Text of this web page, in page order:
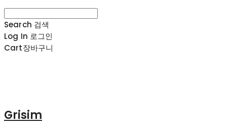
Search 검색
Log In 로그인
Cart장바구니
Grisim